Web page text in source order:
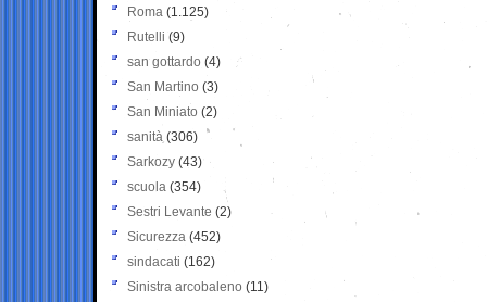
Roma (1.125)
Rutelli (9)
san gottardo (4)
San Martino (3)
San Miniato (2)
sanità (306)
Sarkozy (43)
scuola (354)
Sestri Levante (2)
Sicurezza (452)
sindacati (162)
Sinistra arcobaleno (11)